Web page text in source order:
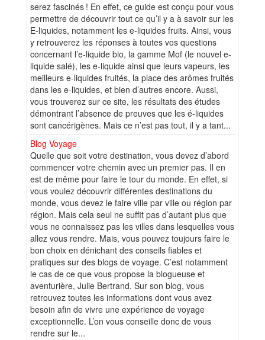
serez fascinés ! En effet, ce guide est conçu pour vous
permettre de découvrir tout ce qu’il y a à savoir sur les
E-liquides, notamment les e-liquides fruits. Ainsi, vous
y retrouverez les réponses à toutes vos questions
concernant l’e-liquide bio, la gamme Mof (le nouvel e-
liquide salé), les e-liquide ainsi que leurs vapeurs, les
meilleurs e-liquides fruités, la place des arômes fruités
dans les e-liquides, et bien d’autres encore. Aussi,
vous trouverez sur ce site, les résultats des études
démontrant l’absence de preuves que les é-liquides
sont cancérigènes. Mais ce n’est pas tout, il y a tant...
Blog Voyage
Quelle que soit votre destination, vous devez d’abord
commencer votre chemin avec un premier pas. Il en
est de même pour faire le tour du monde. En effet, si
vous voulez découvrir différentes destinations du
monde, vous devez le faire ville par ville ou région par
région. Mais cela seul ne suffit pas d’autant plus que
vous ne connaissez pas les villes dans lesquelles vous
allez vous rendre. Mais, vous pouvez toujours faire le
bon choix en dénichant des conseils fiables et
pratiques sur des blogs de voyage. C’est notamment
le cas de ce que vous propose la blogueuse et
aventurière, Julie Bertrand. Sur son blog, vous
retrouvez toutes les informations dont vous avez
besoin afin de vivre une expérience de voyage
exceptionnelle. L’on vous conseille donc de vous
rendre sur le...